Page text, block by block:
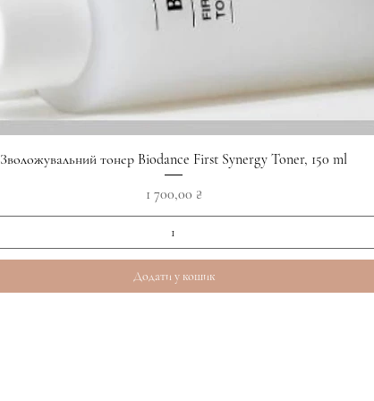
Швидкий перегляд
Зволожувальний тонер Biodance First Synergy Toner, 150 ml
Ціна
1 700,00 ₴
Додати у кошик